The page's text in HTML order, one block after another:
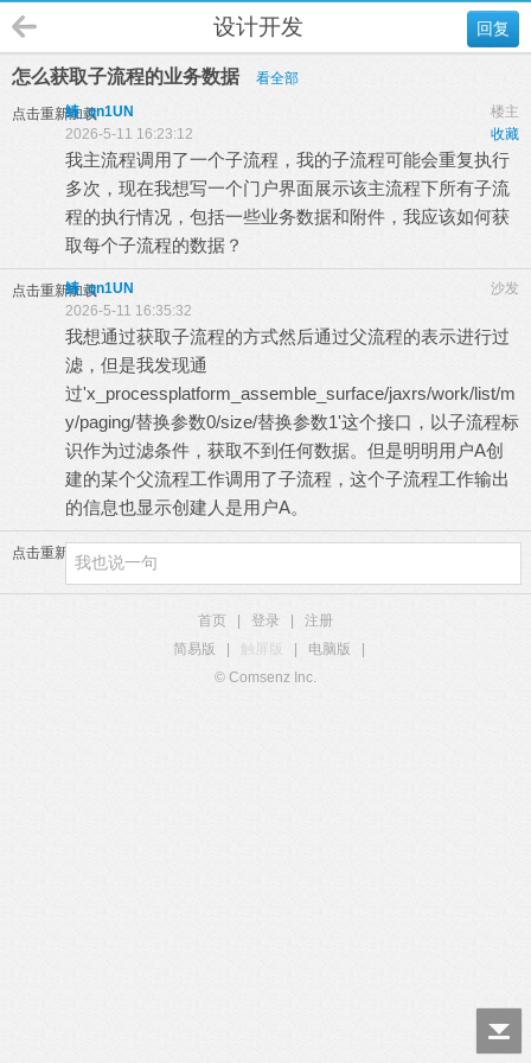
回复
设计开发
怎么获取子流程的业务数据 看全部
点击重新加载 楼主
鰆_qn1UN
收藏
2026-5-11 16:23:12
我主流程调用了一个子流程，我的子流程可能会重复执行
多次，现在我想写一个门户界面展示该主流程下所有子流
程的执行情况，包括一些业务数据和附件，我应该如何获
取每个子流程的数据？
点击重新加载 沙发
鰆_qn1UN
2026-5-11 16:35:32
我想通过获取子流程的方式然后通过父流程的表示进行过
滤，但是我发现通
过'x_processplatform_assemble_surface/jaxrs/work/list/m
y/paging/替换参数0/size/替换参数1'这个接口，以子流程标
识作为过滤条件，获取不到任何数据。但是明明用户A创
建的某个父流程工作调用了子流程，这个子流程工作输出
的信息也显示创建人是用户A。
点击重新加载
首页 登录
注册
简易版
触屏版 电脑版
© Comsenz Inc.